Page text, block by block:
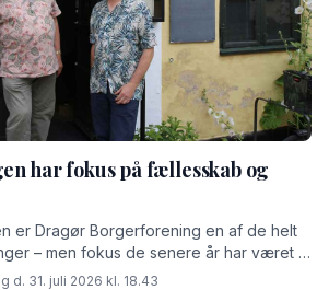
har fokus på fællesskab og
er Dragør Borgerforening en af de helt
– men fokus de senere år har været at
fortæller den afgåede formand
d. 31. juli 2026 kl. 18.43